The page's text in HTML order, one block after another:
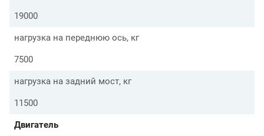
19000
нагрузка на переднюю ось, кг
7500
нагрузка на задний мост, кг
11500
Двигатель